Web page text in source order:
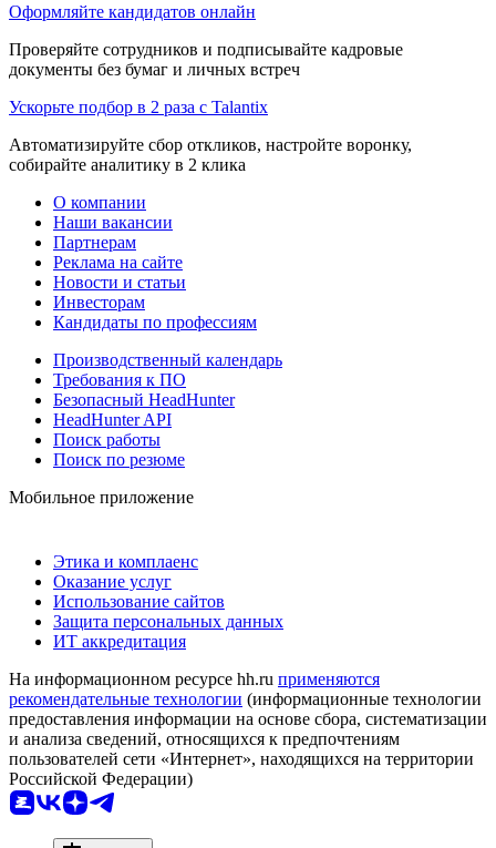
Оформляйте кандидатов онлайн
Проверяйте сотрудников и подписывайте кадровые
документы без бумаг и личных встреч
Ускорьте подбор в 2 раза с Talantix
Автоматизируйте сбор откликов, настройте воронку,
собирайте аналитику в 2 клика
О компании
Наши вакансии
Партнерам
Реклама на сайте
Новости и статьи
Инвесторам
Кандидаты по профессиям
Производственный календарь
Требования к ПО
Безопасный HeadHunter
HeadHunter API
Поиск работы
Поиск по резюме
Мобильное приложение
Этика и комплаенс
Оказание услуг
Использование сайтов
Защита персональных данных
ИТ аккредитация
На информационном ресурсе hh.ru применяются
рекомендательные технологии (информационные технологии
предоставления информации на основе сбора, систематизации
и анализа сведений, относящихся к предпочтениям
пользователей сети «Интернет», находящихся на территории
Российской Федерации)